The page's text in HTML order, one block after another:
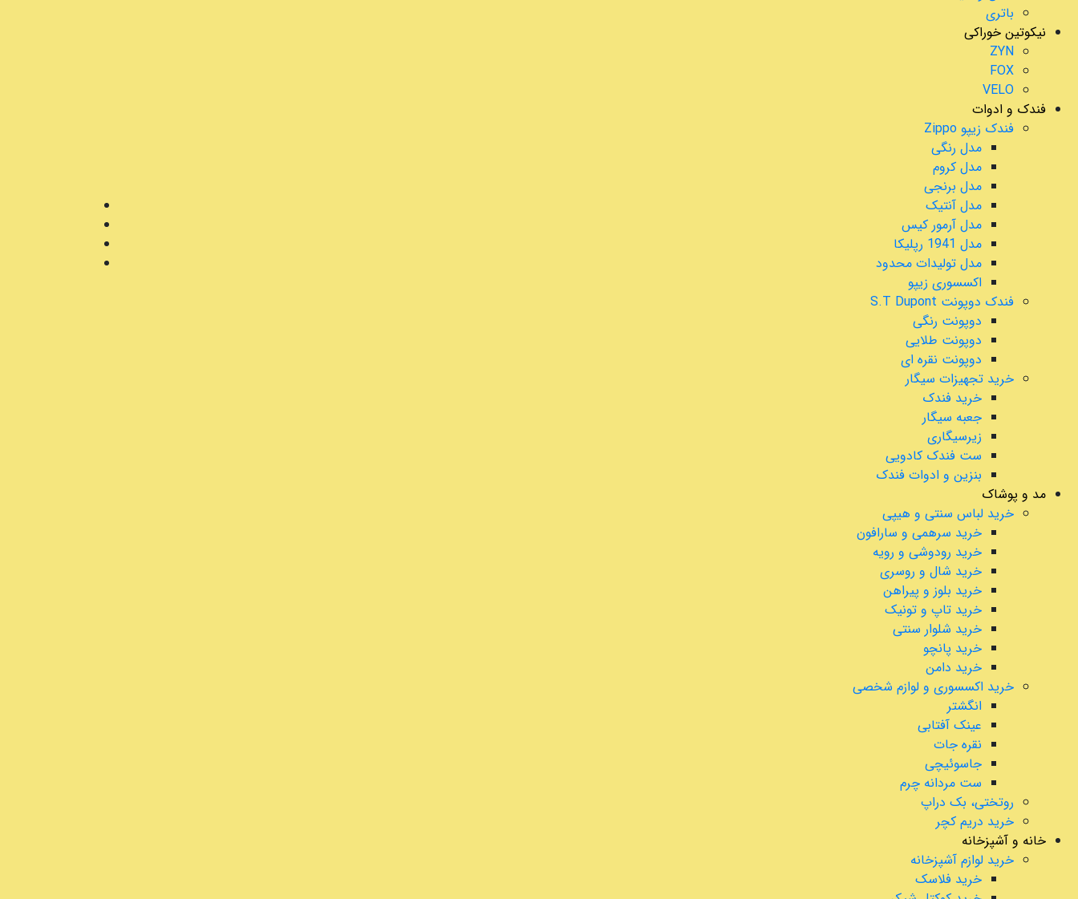
باتری
نیکوتین خوراکی
ZYN
FOX
VELO
فندک و ادوات
فندک زیپو Zippo
مدل رنگی
مدل کروم
مدل برنجی
مدل آنتیک
مدل آرمور کیس
مدل 1941 رپلیکا
مدل تولیدات محدود
اکسسوری زیپو
فندک دوپونت S.T Dupont
دوپونت رنگی
دوپونت طلایی
دوپونت نقره ای
خرید تجهیزات سیگار
خرید فندک
جعبه سیگار
زیرسیگاری
ست فندک کادویی
بنزین و ادوات فندک
مد و پوشاک
خرید لباس سنتی و هیپی
خرید سرهمی و سارافون
خرید رودوشی و رویه
خرید شال و روسری
خرید بلوز و پیراهن
خرید تاپ و تونیک
خرید شلوار سنتی
خرید پانچو
خرید دامن
خرید اکسسوری و لوازم شخصی
انگشتر
عینک آفتابی
نقره جات
جاسوئیچی
ست مردانه چرم
روتختی، بک دراپ
خرید دریم کچر
خانه و آشپزخانه
خرید لوازم آشپزخانه
خرید فلاسک